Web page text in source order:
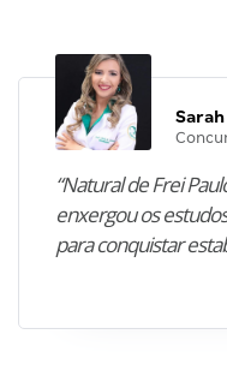
Sarah
“Natural de Frei
enxergou os
para conquistar